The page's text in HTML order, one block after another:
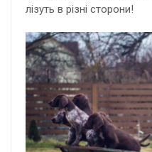
лізуть в різні сторони!